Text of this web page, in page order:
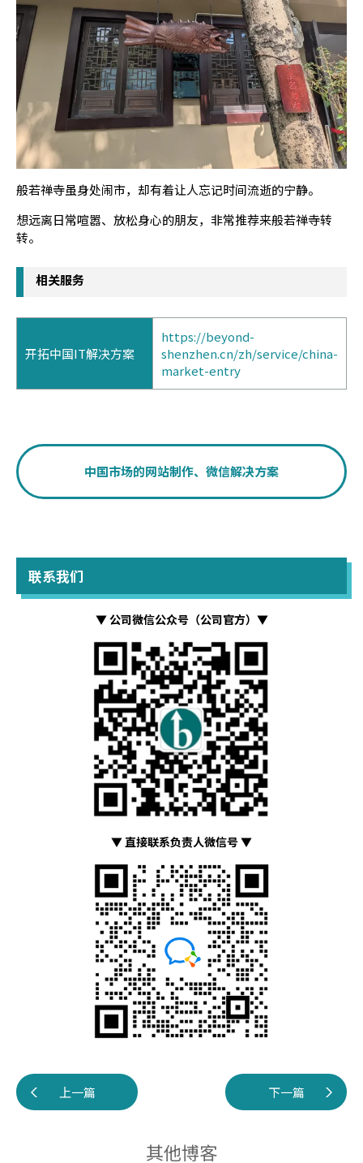
般若禅寺虽身处闹市，却有着让人忘记时间流逝的宁静。
想远离日常喧嚣、放松身心的朋友，非常推荐来般若禅寺转
转。
相关服务
开拓中国IT解决方案
https://beyond-
shenzhen.cn/zh/service/china-
market-entry
中国市场的网站制作、微信解决方案
联系我们
▼ 公司微信公众号（公司官方）▼
▼ 直接联系负责人微信号 ▼
上一篇 下一篇
其他博客